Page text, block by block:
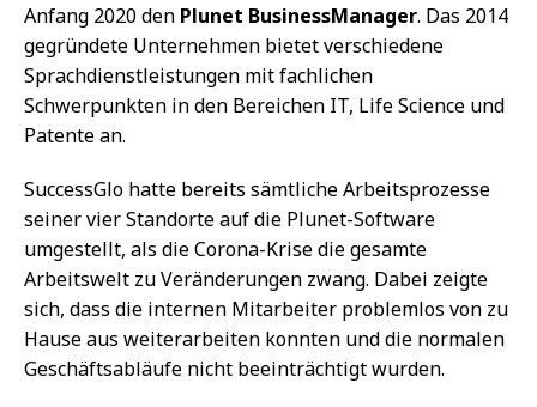
Anfang 2020 den Plunet BusinessManager. Das 2014
gegründete Unternehmen bietet verschiedene
Sprachdienstleistungen mit fachlichen
Schwerpunkten in den Bereichen IT, Life Science und
Patente an.
SuccessGlo hatte bereits sämtliche Arbeitsprozesse
seiner vier Standorte auf die Plunet-Software
umgestellt, als die Corona-Krise die gesamte
Arbeitswelt zu Veränderungen zwang. Dabei zeigte
sich, dass die internen Mitarbeiter problemlos von zu
Hause aus weiterarbeiten konnten und die normalen
Geschäftsabläufe nicht beeinträchtigt wurden.